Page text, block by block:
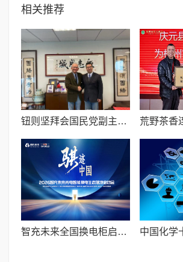
相关推荐
钮则坚拜会国民党副主席萧旭岑 探讨两岸民间交流新趋势
智充未来全国换电柜启动大会在山东安丘隆重举行